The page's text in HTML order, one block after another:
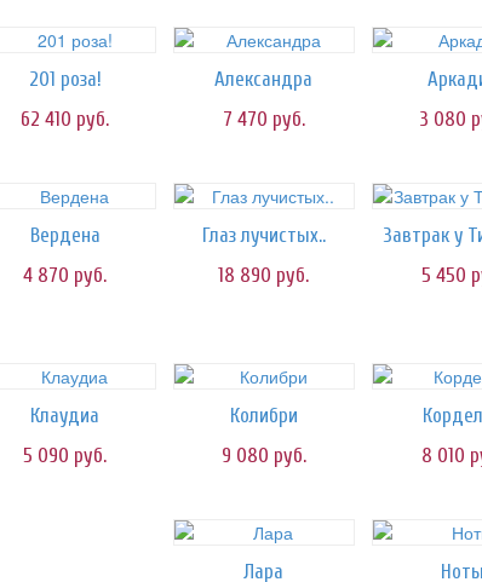
201 роза!
62 410 руб.
Александра
7 470 руб.
3 080
Вердена
4 870 руб.
Глаз лучистых..
18 890 руб.
Завтрак у
5 450
Клаудиа
5 090 руб.
Колибри
9 080 руб.
8 010
Лара Ноты